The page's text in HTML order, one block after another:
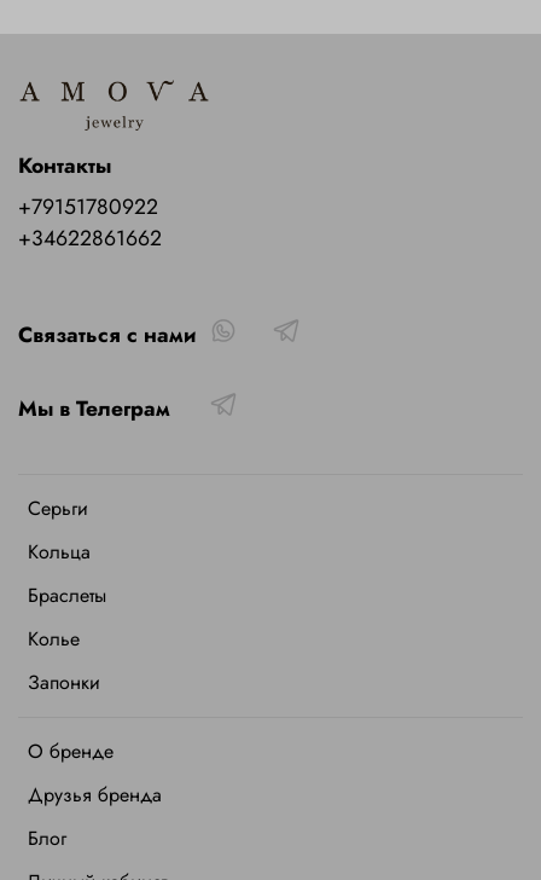
Серьги
Кольца
Браслеты
Колье
Запонки
О бренде
Друзья бренда
Блог
Контакты
+79151780922
+34622861662
Связаться с нами
Мы в Телеграм